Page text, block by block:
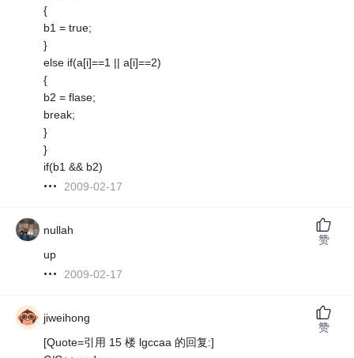
{
b1 = true;
}
else if(a[i]==1 || a[i]==2)
{
b2 = flase;
break;
}
}
if(b1 && b2)
2009-02-17
nullah
up
2009-02-17
赞
jiweihong
[Quote=引用 15 楼 lgccaa 的回复:]
赞